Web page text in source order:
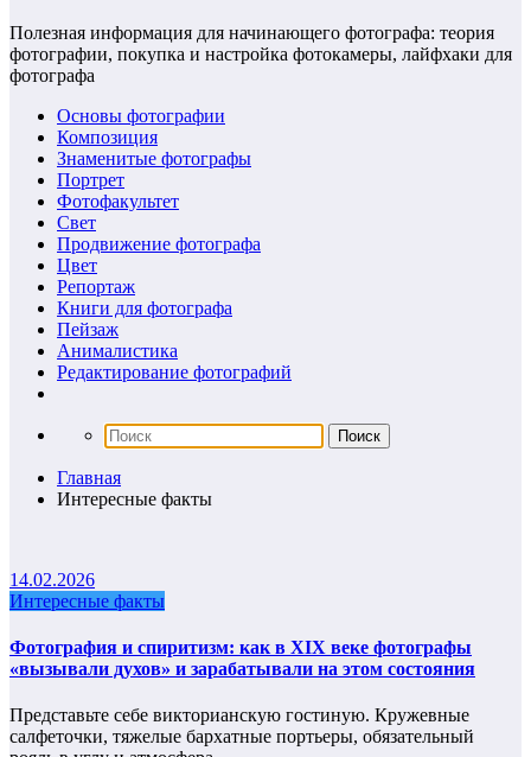
Полезная информация для начинающего фотографа: теория
фотографии, покупка и настройка фотокамеры, лайфхаки для
фотографа
Основы фотографии
Композиция
Знаменитые фотографы
Портрет
Фотофакультет
Свет
Продвижение фотографа
Цвет
Репортаж
Книги для фотографа
Пейзаж
Анималистика
Редактирование фотографий
Главная
Интересные факты
14.02.2026
Интересные факты
Фотография и спиритизм: как в XIX веке фотографы
«вызывали духов» и зарабатывали на этом состояния
Представьте себе викторианскую гостиную. Кружевные
салфеточки, тяжелые бархатные портьеры, обязательный